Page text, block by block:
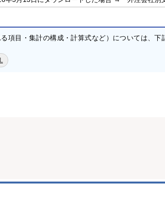
項目・集計の構成・計算式など）については、下